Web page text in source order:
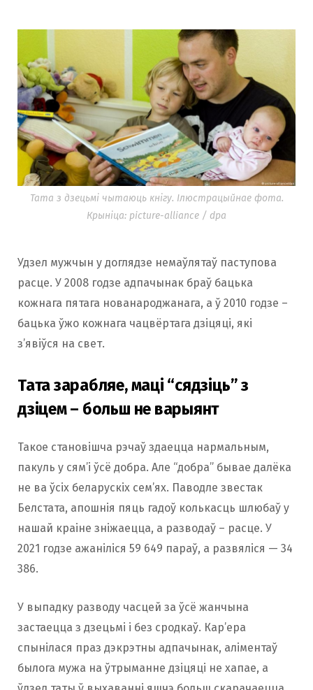
Тата з дзецьмі чытаюць кнігу. Ілюстрацыйнае фота.
Крыніца: picture-alliance / dpa
Удзел мужчын у доглядзе немаўлятаў паступова
расце. У 2008 годзе адпачынак браў бацька
кожнага пятага нованароджанага, а ў 2010 годзе –
бацька ўжо кожнага чацвёртага дзіцяці, які
з’явіўся на свет.
Тата зарабляе, маці “сядзіць” з
дзіцем – больш не варыянт
Такое становішча рэчаў здаецца нармальным,
пакуль у сям’і ўсё добра. Але “добра” бывае далёка
не ва ўсіх беларускіх сем’ях. Паводле звестак
Белстата, апошнія пяць гадоў колькасць шлюбаў у
нашай краіне зніжаецца, а разводаў – расце. У
2021 годзе ажаніліся 59 649 параў, а развяліся — 34
386.
У выпадку разводу часцей за ўсё жанчына
застаецца з дзецьмі і без сродкаў. Кар’ера
спынілася праз дэкрэтны адпачынак, аліментаў
былога мужа на ўтрыманне дзіцяці не хапае, а